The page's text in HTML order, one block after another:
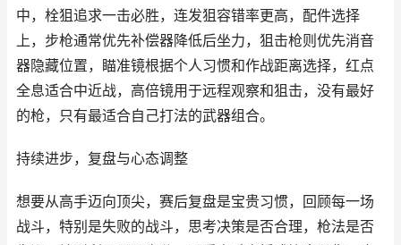
中，栓狙追求一击必胜，连发狙容错率更高，配件选择
上，步枪通常优先补偿器降低后坐力，狙击枪则优先消音
器隐藏位置，瞄准镜根据个人习惯和作战距离选择，红点
全息适合中近战，高倍镜用于远程观察和狙击，没有最好
的枪，只有最适合自己打法的武器组合。
持续进步，复盘与心态调整
想要从高手迈向顶尖，赛后复盘是宝贵习惯，回顾每一场
战斗，特别是失败的战斗，思考决策是否合理，枪法是否